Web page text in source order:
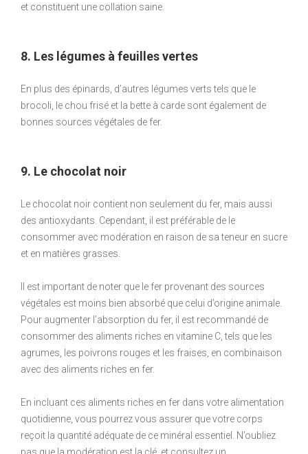
et constituent une collation saine.
8. Les légumes à feuilles vertes
En plus des épinards, d’autres légumes verts tels que le
brocoli, le chou frisé et la bette à carde sont également de
bonnes sources végétales de fer.
9. Le chocolat noir
Le chocolat noir contient non seulement du fer, mais aussi
des antioxydants. Cependant, il est préférable de le
consommer avec modération en raison de sa teneur en sucre
et en matières grasses.
Il est important de noter que le fer provenant des sources
végétales est moins bien absorbé que celui d’origine animale.
Pour augmenter l’absorption du fer, il est recommandé de
consommer des aliments riches en vitamine C, tels que les
agrumes, les poivrons rouges et les fraises, en combinaison
avec des aliments riches en fer.
En incluant ces aliments riches en fer dans votre alimentation
quotidienne, vous pourrez vous assurer que votre corps
reçoit la quantité adéquate de ce minéral essentiel. N’oubliez
pas que la modération est la clé, et consultez un